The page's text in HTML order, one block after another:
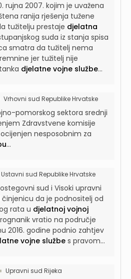
rujna 2007. kojim je uvažena
ranija rješenja tužene
tužitelju prestaje djelatna
suda iz stanja spisa
smatra da tužitelj nema
jer tužitelj nije
djelatne vojne službe...
Vrhovni sud Republike Hrvatske
pomorskog sektora srednji
Zdravstvene komisije
nesposobnim za
...
Ustavni sud Republike Hrvatske
sud i Visoki upravni
da je podnositelj od
rata u djelatnoj vojnoj
vratio na područje
2016. godine podnio zahtjev
vojne službe s pravom...
Upravni sud Rijeka